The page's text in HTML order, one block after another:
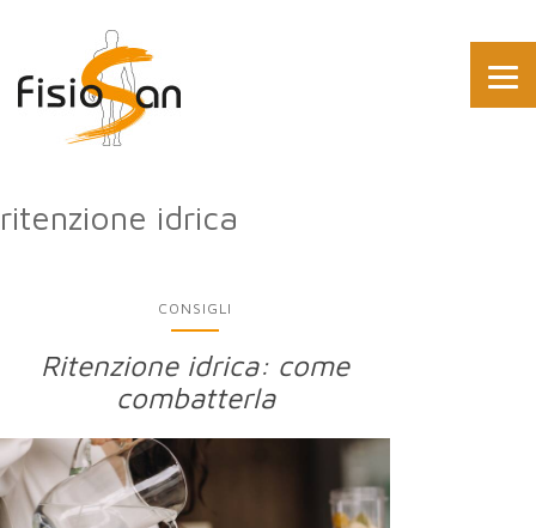
ritenzione idrica
CONSIGLI
Ritenzione idrica: come
combatterla